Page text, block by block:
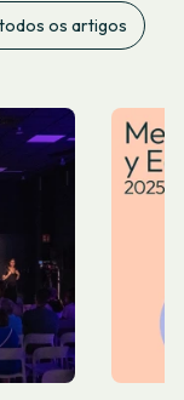
os artigos